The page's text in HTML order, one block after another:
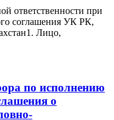
ответственности при
соглашения УК РК,
Лицо,
по исполнению
о